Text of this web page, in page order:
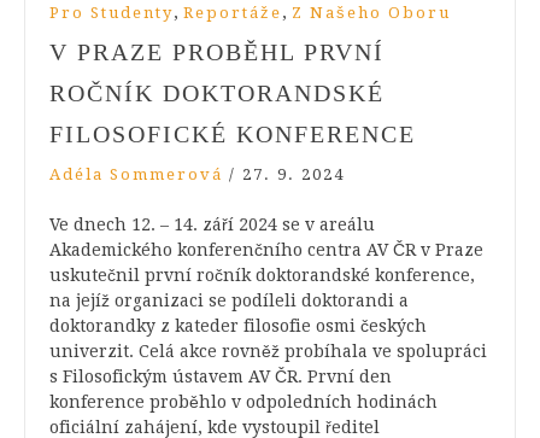
Pro Studenty, Reportáže , Z Našeho Oboru
V PRAZE PROBĚHL PRVNÍ
ROČNÍK DOKTORANDSKÉ
FILOSOFICKÉ KONFERENCE
Adéla Sommerová / 27. 9. 2024
Ve dnech 12. – 14. září 2024 se v areálu
Akademického konferenčního centra AV ČR v Praze
uskutečnil první ročník doktorandské konference,
na jejíž organizaci se podíleli doktorandi a
doktorandky z kateder filosofie osmi českých
univerzit. Celá akce rovněž probíhala ve spolupráci
s Filosofickým ústavem AV ČR. První den
konference proběhlo v odpoledních hodinách
oficiální zahájení, kde vystoupil ředitel